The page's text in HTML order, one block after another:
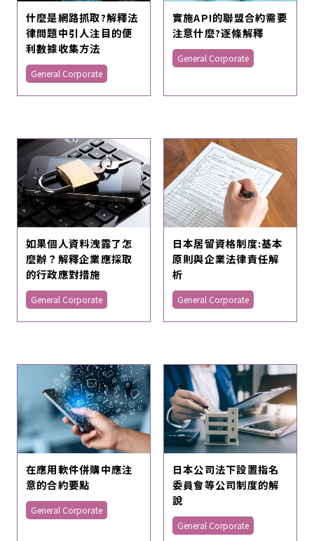
什麼是網路抓取?解釋法
律問題中引人注目的便
利數據收集方法
General Corporate
實施API的聯盟合約需要
注意什麼?逐條解釋
General Corporate
如果個人資料洩露了怎
麼辦？解釋企業應採取
的行政應對措施
General Corporate
日本居留資格制度:基本
原則與企業法律責任解
析
General Corporate
在應用軟件併購中應注
意的合約要點
General Corporate
日本公司法下設置指名
委員會等公司制度的解
說
General Corporate